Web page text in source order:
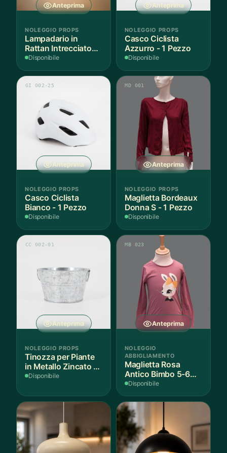
Anteprima
NOLEGGIO PROPS
Lampadario in
Rattan Intrecciato
Bianco
Disponibile
Anteprima
NOLEGGIO PROPS
Casco Ciclista
Azzurro - 1 Pezzo
Disponibile
Anteprima
GI 002-25
NOLEGGIO PROPS
Casco Ciclista
Bianco - 1 Pezzo
Disponibile
Anteprima
MD 001
NOLEGGIO PROPS
Maglietta Bordeaux
Donna S - 1 Pezzo
Disponibile
Anteprima
CC 002-01
NOLEGGIO PROPS
Tinozza per Piante
in Metallo Zincato -
3 Pezzi
Disponibile
Anteprima
MB 023
NOLEGGIO
ABBIGLIAMENTO
Maglietta Rosa
Antico Bimbo 5-6
Anni Cotone - 1
Disponibile